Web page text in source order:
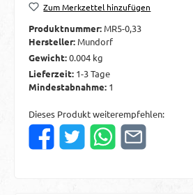
Zum Merkzettel hinzufügen
Produktnummer: MR5-0,33
Hersteller: Mundorf
Gewicht:0.004 kg
Lieferzeit: 1-3 Tage
Mindestabnahme: 1
Dieses Produkt weiterempfehlen: